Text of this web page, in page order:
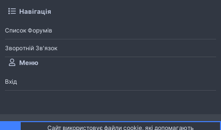
Навігація
Список Форумів
Зворотній Зв'язок
Меню
Вхід
Community platform by XenForo® © 2010-2026 XenForo Ltd.
Сайт використовує файли cookie, які допомагають